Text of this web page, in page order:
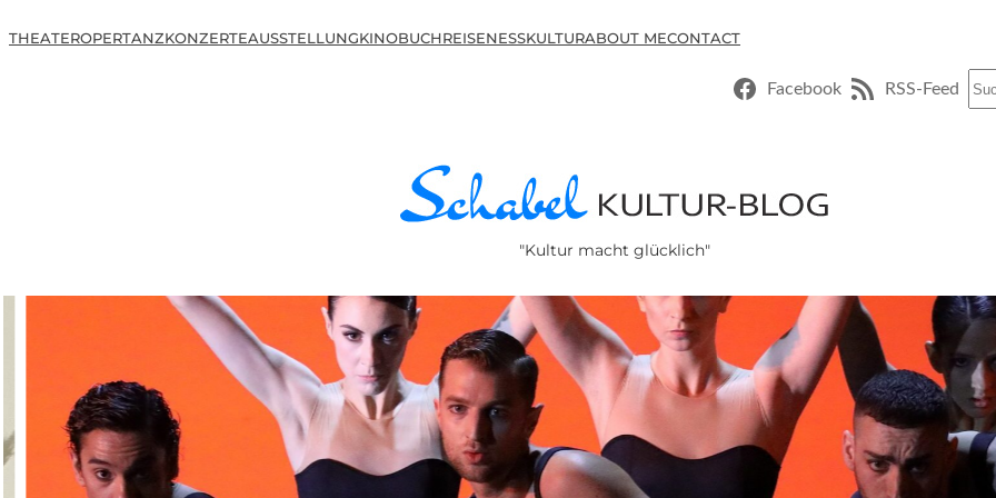
THEATEROPERTANZKONZERTEAUSSTELLUNGKINOBUCHREISENESSKULTURABOUT MECONTACT
Facebook RSS-Feed
"Kultur macht glücklich"